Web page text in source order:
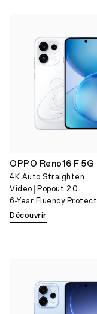
OPPO Reno16 F 5G
4K Auto Straighten
Video│Popout 2.0
6-Year Fluency
Découvrir